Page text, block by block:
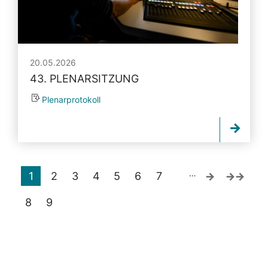
20.05.2026
43. PLENARSITZUNG
Plenarprotokoll
1 2 3 4 5 6 7
8 9
…